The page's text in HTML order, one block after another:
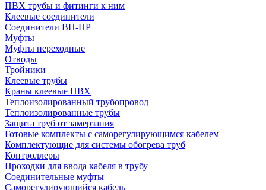
ПВХ трубы и фитинги к ним
Клеевые соединители
Соединители ВН-НР
Муфты
Муфты переходные
Отводы
Тройники
Клеевые трубы
Краны клеевые ПВХ
Теплоизолированный трубопровод
Теплоизолированные трубы
Защита труб от замерзания
Готовые комплекты с саморегулирующимся кабелем
Комплектующие для системы обогрева труб
Контроллеры
Проходки для ввода кабеля в трубу
Соединительные муфты
Саморегулирующийся кабель